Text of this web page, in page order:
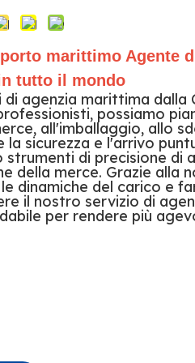
marittimo Agente
tutto il mondo
agenzia marittima dalla
possiamo
all'imballaggio, allo
sicurezza e l'arrivo
di precisione di
della merce. Grazie alla
dinamiche del carico e
il nostro servizio di
per rendere più